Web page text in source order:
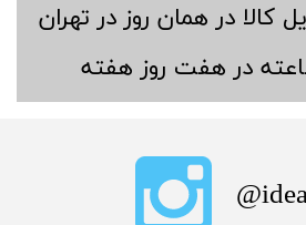
کالا در همان روز در تهران